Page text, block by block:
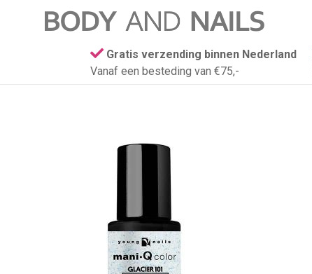
Gratis verzending binnen Nederland
Vanaf een besteding van €75,-